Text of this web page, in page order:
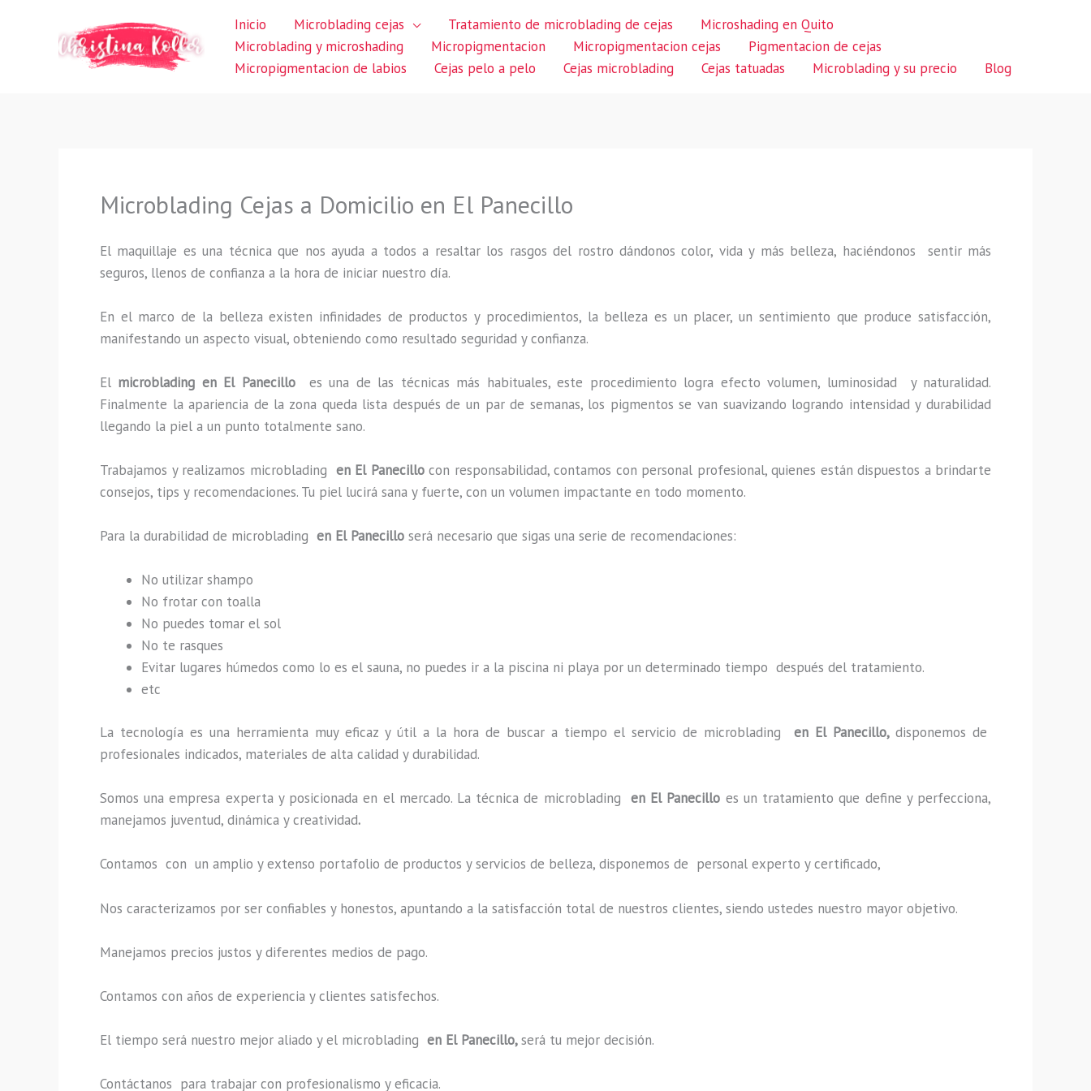
Inicio Microblading cejas Tratamiento de microblading de cejas
Microshading en Quito
Microblading y microshading
Micropigmentacion Micropigmentacion cejas
Pigmentacion de cejas
Micropigmentacion de labios
Cejas pelo a pelo Cejas microblading Cejas tatuadas Microblading y su precio Blog
Microblading Cejas a Domicilio en El Panecillo
El maquillaje es una técnica que nos ayuda a todos a resaltar los rasgos del rostro dándonos color, vida y más belleza, haciéndonos sentir más
seguros, llenos de confianza a la hora de iniciar nuestro día.
En el marco de la belleza existen infinidades de productos y procedimientos, la belleza es un placer, un sentimiento que produce satisfacción,
manifestando un aspecto visual, obteniendo como resultado seguridad y confianza.
El microblading en El Panecillo es una de las técnicas más habituales, este procedimiento logra efecto volumen, luminosidad y naturalidad.
Finalmente la apariencia de la zona queda lista después de un par de semanas, los pigmentos se van suavizando logrando intensidad y durabilidad
llegando la piel a un punto totalmente sano.
Trabajamos y realizamos microblading en El Panecillo con responsabilidad, contamos con personal profesional, quienes están dispuestos a brindarte
consejos, tips y recomendaciones. Tu piel lucirá sana y fuerte, con un volumen impactante en todo momento.
Para la durabilidad de microblading en El Panecillo será necesario que sigas una serie de recomendaciones:
No utilizar shampo
No frotar con toalla
No puedes tomar el sol
No te rasques
Evitar lugares húmedos como lo es el sauna, no puedes ir a la piscina ni playa por un determinado tiempo después del tratamiento.
etc
La tecnología es una herramienta muy eficaz y útil a la hora de buscar a tiempo el servicio de microblading en El Panecillo, disponemos de
profesionales indicados, materiales de alta calidad y durabilidad.
Somos una empresa experta y posicionada en el mercado. La técnica de microblading en El Panecillo es un tratamiento que define y perfecciona,
manejamos juventud, dinámica y creatividad.
Contamos con un amplio y extenso portafolio de productos y servicios de belleza, disponemos de personal experto y certificado,
Nos caracterizamos por ser confiables y honestos, apuntando a la satisfacción total de nuestros clientes, siendo ustedes nuestro mayor objetivo.
Manejamos precios justos y diferentes medios de pago.
Contamos con años de experiencia y clientes satisfechos.
El tiempo será nuestro mejor aliado y el microblading en El Panecillo,será tu mejor decisión.
Contáctanos para trabajar con profesionalismo y eficacia.